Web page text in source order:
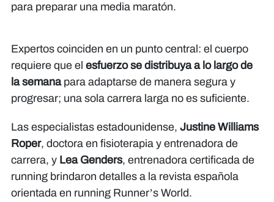
para preparar una media maratón.
Expertos coinciden en un punto central: el cuerpo
requiere que el esfuerzo se distribuya a lo largo de
la semanapara adaptarse de manera segura y
progresar; una sola carrera larga no es suficiente.
Las especialistas estadounidense, Justine Williams
Roper, doctora en fisioterapia y entrenadora de
carrera, y Lea Genders, entrenadora certificada de
running brindaron detalles a la revista española
orientada en running Runner’s World.